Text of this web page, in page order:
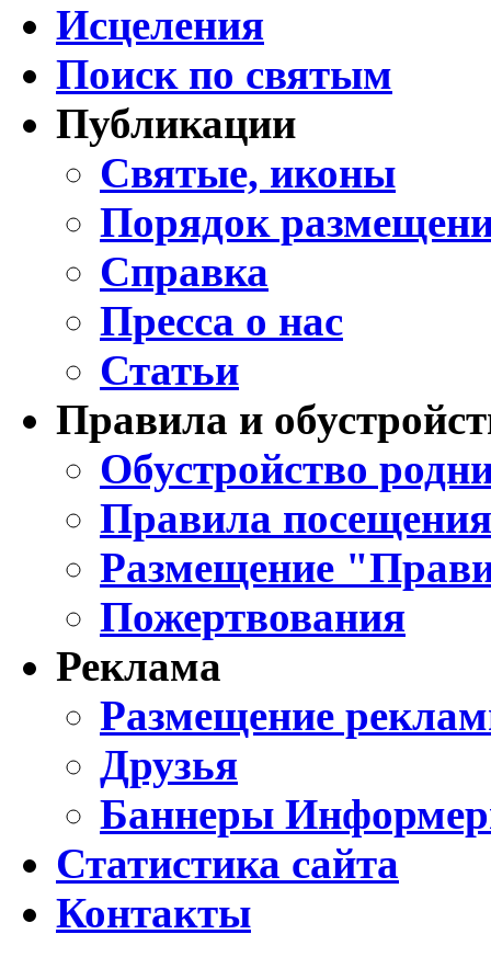
Исцеления
Поиск по святым
Публикации
Святые, иконы
Порядок
Справка
Пресса о нас
Статьи
Правила и
Обустройство
Правила
Размещение
Пожертвования
Реклама
Размещение
Друзья
Баннеры
Статистика сайта
Контакты